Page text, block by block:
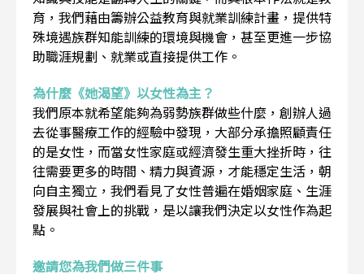
育，我們藉由籌辦公益教育與就業訓練計畫，提供特
殊境遇族群知能訓練的環境與機會，甚至更進一步協
助職涯規劃、就業或直接提供工作。
為什麼《她渴望》以女性為主？
我們原本就希望能夠為弱勢族群做些什麼，創辦人過
去從事醫療工作的經驗中發現，大部分承擔照顧責任
的是女性，而當女性家庭或經濟發生重大挫折時，往
往需要更多的時間、精力與資源，才能穩定生活，朝
向自主獨立，我們看見了女性普遍在婚姻家庭、生涯
發展與社會上的挑戰，是以讓我們決定以女性作為起
點。
邀請您為我們做三件事